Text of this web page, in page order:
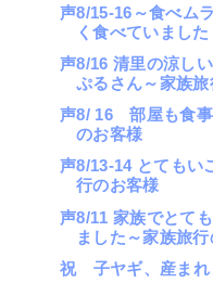
声8/15-16～食べム
く食べていまし
声8/16 清里の涼し
ぷるさん～家族
声8/ 16 部屋も食事
のお客様
声8/13-14 とてもい
行のお客様
声8/11 家族でとて
ました～家族旅
祝 子ヤギ、産まれ